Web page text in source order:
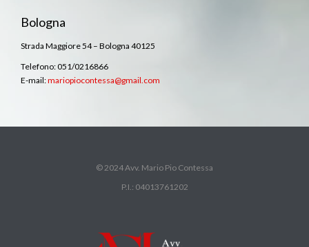
Bologna
Strada Maggiore 54 – Bologna 40125
Telefono: 051/0216866
E-mail:mariopiocontessa@gmail.com
© 2024 Avv. Mario Pio Contessa
P.I.: 04013761202